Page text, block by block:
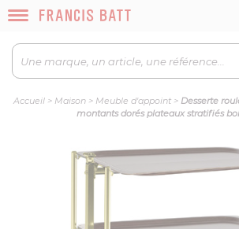
Accueil > Maison > Meuble d'appoint > Desserte
montants dorés plateaux stratifiés